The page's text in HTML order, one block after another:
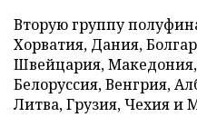
Вторую группу
Хорватия, Дания,
Швейцария,
Белоруссия, Венгрия,
Литва, Грузия, Чехия и